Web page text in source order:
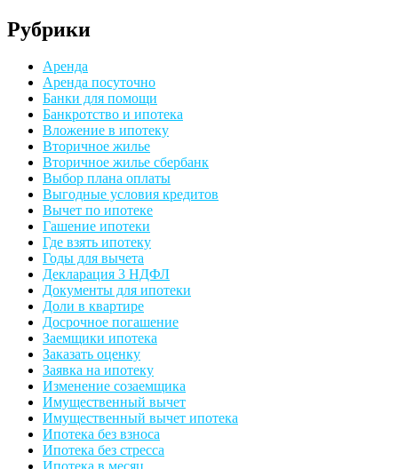
Рубрики
Аренда
Аренда посуточно
Банки для помощи
Банкротство и ипотека
Вложение в ипотеку
Вторичное жилье
Вторичное жилье сбербанк
Выбор плана оплаты
Выгодные условия кредитов
Вычет по ипотеке
Гашение ипотеки
Где взять ипотеку
Годы для вычета
Декларация 3 НДФЛ
Документы для ипотеки
Доли в квартире
Досрочное погашение
Заемщики ипотека
Заказать оценку
Заявка на ипотеку
Изменение созаемщика
Имущественный вычет
Имущественный вычет ипотека
Ипотека без взноса
Ипотека без стресса